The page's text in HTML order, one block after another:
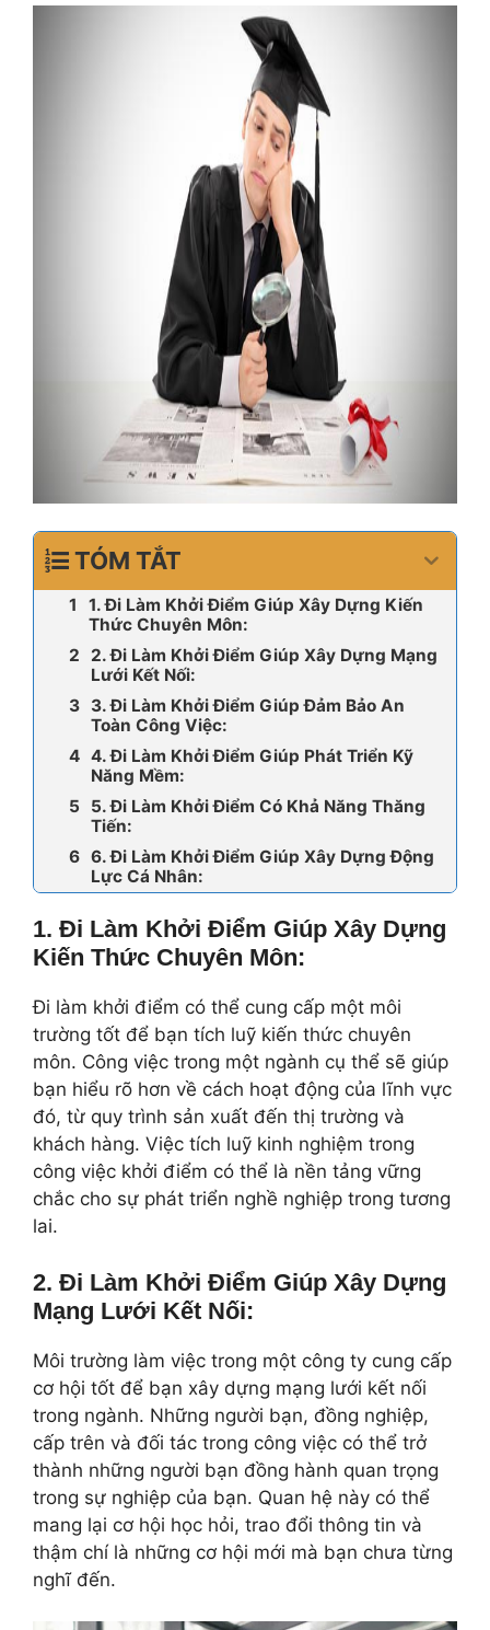
TÓM TẮT
1. Đi Làm Khởi Điểm Giúp Xây Dựng Kiến
Thức Chuyên Môn:
2. Đi Làm Khởi Điểm Giúp Xây Dựng Mạng
Lưới Kết Nối:
3. Đi Làm Khởi Điểm Giúp Đảm Bảo An
Toàn Công Việc:
4. Đi Làm Khởi Điểm Giúp Phát Triển Kỹ
Năng Mềm:
5. Đi Làm Khởi Điểm Có Khả Năng Thăng
Tiến:
6. Đi Làm Khởi Điểm Giúp Xây Dựng Động
Lực Cá Nhân:
1. Đi Làm Khởi Điểm Giúp Xây Dựng
Kiến Thức Chuyên Môn:
Đi làm khởi điểm có thể cung cấp một môi
trường tốt để bạn tích luỹ kiến thức chuyên
môn. Công việc trong một ngành cụ thể sẽ giúp
bạn hiểu rõ hơn về cách hoạt động của lĩnh vực
đó, từ quy trình sản xuất đến thị trường và
khách hàng. Việc tích luỹ kinh nghiệm trong
công việc khởi điểm có thể là nền tảng vững
chắc cho sự phát triển nghề nghiệp trong tương
lai.
2. Đi Làm Khởi Điểm Giúp Xây Dựng
Mạng Lưới Kết Nối:
Môi trường làm việc trong một công ty cung cấp
cơ hội tốt để bạn xây dựng mạng lưới kết nối
trong ngành. Những người bạn, đồng nghiệp,
cấp trên và đối tác trong công việc có thể trở
thành những người bạn đồng hành quan trọng
trong sự nghiệp của bạn. Quan hệ này có thể
mang lại cơ hội học hỏi, trao đổi thông tin và
thậm chí là những cơ hội mới mà bạn chưa từng
nghĩ đến.